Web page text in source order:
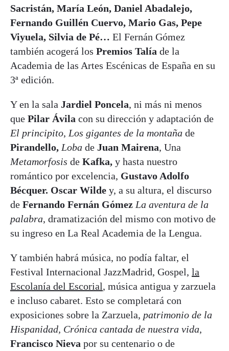
Sacristán, María León, Daniel Abadalejo,
Fernando Guillén Cuervo, Mario Gas, Pepe
Viyuela, Silvia de Pé… El Fernán Gómez
también acogerá los Premios Talía de la
Academia de las Artes Escénicas de España en su
3ª edición.
Y en la sala Jardiel Poncela, ni más ni menos
que Pilar Ávila con su dirección y adaptación de
El principito, Los gigantes de la montaña de
Pirandello, Loba de Juan Mairena, Una
Metamorfosis de Kafka, y hasta nuestro
romántico por excelencia, Gustavo Adolfo
Bécquer. Oscar Wilde y, a su altura, el discurso
de Fernando Fernán Gómez La aventura de la
palabra, dramatización del mismo con motivo de
su ingreso en La Real Academia de la Lengua.
Y también habrá música, no podía faltar, el
Festival Internacional JazzMadrid, Gospel, la
Escolanía del Escorial, música antigua y zarzuela
e incluso cabaret. Esto se completará con
exposiciones sobre la Zarzuela, patrimonio de la
Hispanidad, Crónica cantada de nuestra vida,
Francisco Nieva por su centenario o de